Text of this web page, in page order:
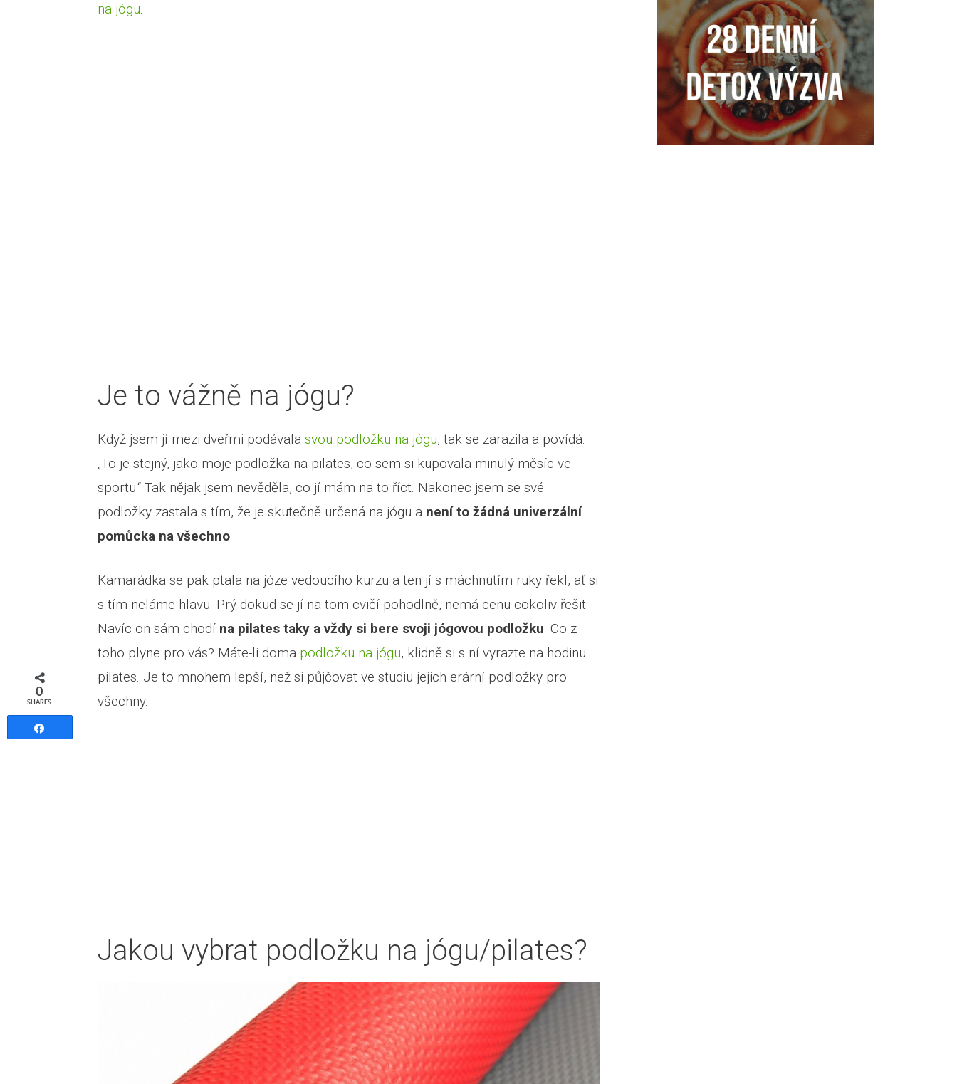
na jógu.
Prohlédnout si jóga e-shop
Je to vážně na jógu?
Když jsem jí mezi dveřmi podávala svou podložku na jógu, tak se zarazila a povídá.
„To je stejný, jako moje podložka na pilates, co sem si kupovala minulý měsíc ve
sportu.“ Tak nějak jsem nevěděla, co jí mám na to říct. Nakonec jsem se své
podložky zastala s tím, že je skutečně určená na jógu a není to žádná univerzální
pomůcka na všechno
Kamarádka se pak ptala na józe vedoucího kurzu a ten jí s máchnutím ruky řekl, ať si
s tím neláme hlavu. Prý dokud se jí na tom cvičí pohodlně, nemá cenu cokoliv řešit.
Navíc on sám chodí na pilates taky a vždy si bere svoji jógovou podložku. Co z
toho plyne pro vás? Máte-li doma podložku na jógu, klidně si s ní vyrazte na hodinu
pilates. Je to mnohem lepší, než si půjčovat ve studiu jejich erární podložky pro
všechny.
Jakou vybrat podložku na jógu/pilates?
0
SHARES